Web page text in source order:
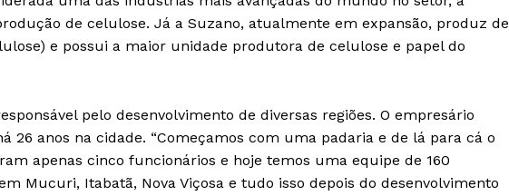
de celulose. Já a Suzano, atualmente em expansão, produz de
e possui a maior unidade produtora de celulose e papel do
pelo desenvolvimento de diversas regiões. O empresário
26 anos na cidade. “Começamos com uma padaria e de lá para cá o
apenas cinco funcionários e hoje temos uma equipe de 160
Mucuri, Itabatã, Nova Viçosa e tudo isso depois do desenvolvimento